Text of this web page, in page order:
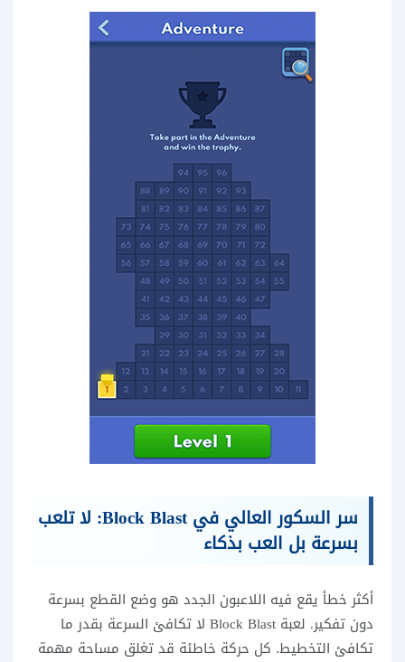
سر السكور العالي في Block Blast: لا تلعب
بسرعة بل العب بذكاء
أكثر خطأ يقع فيه اللاعبون الجدد هو وضع القطع بسرعة
دون تفكير. لعبة Block Blast لا تكافئ السرعة بقدر ما
تكافئ التخطيط. كل حركة خاطئة قد تغلق مساحة مهمة